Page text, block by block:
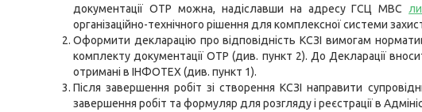
документації ОТР можна, надіславши на адресу ГСЦ МВС
організаційно-технічного рішення для комплексної системи
Оформити декларацію про відповідність КСЗІ вимогам
комплекту документації ОТР (див. пункт 2). До Декларації
отримані в ІНФОТЕХ (див. пункт 1).
Після завершення робіт зі створення КСЗІ направити
завершення робіт та формуляр для розгляду і реєстрації в